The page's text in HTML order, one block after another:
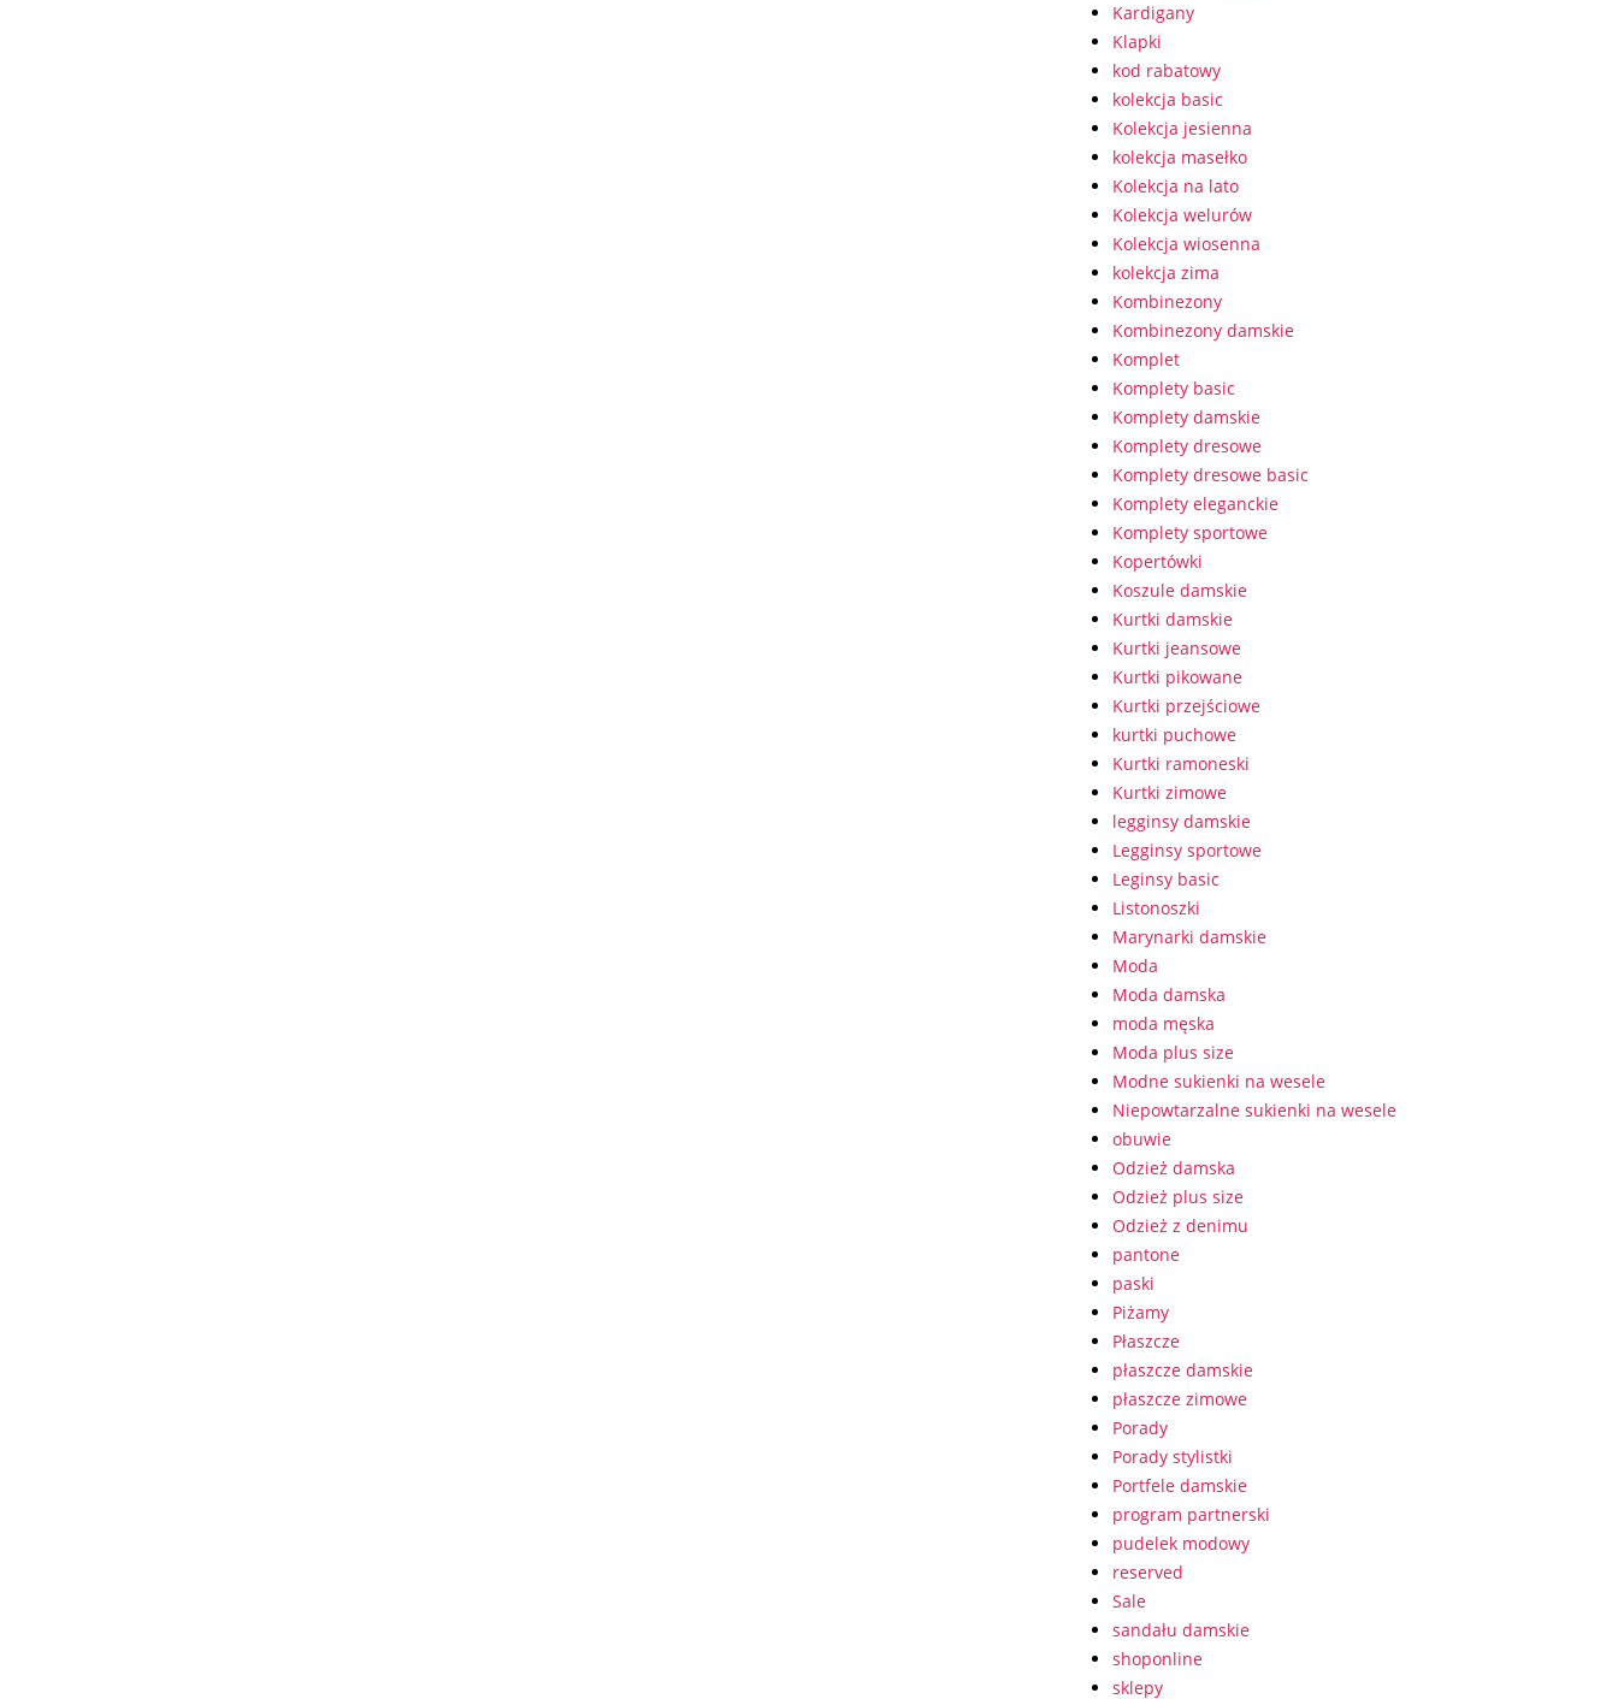
Kardigany
Klapki
kod rabatowy
kolekcja basic
Kolekcja jesienna
kolekcja masełko
Kolekcja na lato
Kolekcja welurów
Kolekcja wiosenna
kolekcja zima
Kombinezony
Kombinezony damskie
Komplet
Komplety basic
Komplety damskie
Komplety dresowe
Komplety dresowe basic
Komplety eleganckie
Komplety sportowe
Kopertówki
Koszule damskie
Kurtki damskie
Kurtki jeansowe
Kurtki pikowane
Kurtki przejściowe
kurtki puchowe
Kurtki ramoneski
Kurtki zimowe
legginsy damskie
Legginsy sportowe
Leginsy basic
Listonoszki
Marynarki damskie
Moda
Moda damska
moda męska
Moda plus size
Modne sukienki na wesele
Niepowtarzalne sukienki na wesele
obuwie
Odzież damska
Odzież plus size
Odzież z denimu
pantone
paski
Piżamy
Płaszcze
płaszcze damskie
płaszcze zimowe
Porady
Porady stylistki
Portfele damskie
program partnerski
pudelek modowy
reserved
Sale
sandału damskie
shoponline
sklepy